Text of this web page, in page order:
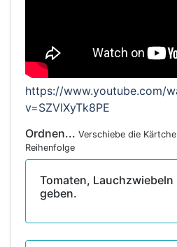
https://www.youtube.com/
v=SZVlXyTk8PE
Ordnen... Verschiebe die
Reihenfolge
Tomaten,
geben.